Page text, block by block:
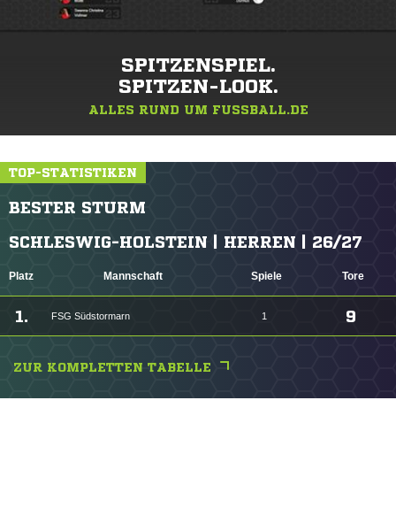
SPITZENSPIEL.
SPITZEN-LOOK.
ALLES RUND UM FUSSBALL.DE
TOP-STATISTIKEN
BESTER STURM
SCHLESWIG-HOLSTEIN | HERREN | 26/27
Platz Mannschaft Spiele Tore
1. FSG Südstormarn 1 9
ZUR KOMPLETTEN TABELLE